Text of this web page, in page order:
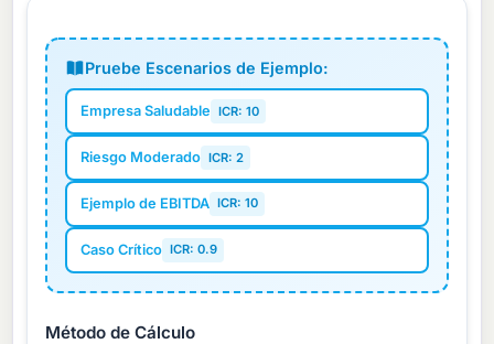
Pruebe Escenarios de Ejemplo:
Empresa Saludable ICR: 10
Riesgo Moderado ICR: 2
Ejemplo de EBITDA ICR: 10
Caso Crítico ICR: 0.9
Método de Cálculo